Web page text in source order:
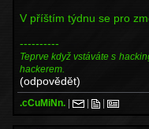
V příštím týdnu se pro
----------
Teprve když vstáváte s
hackerem.
(odpovědět)
.cCuMiNn. | | |